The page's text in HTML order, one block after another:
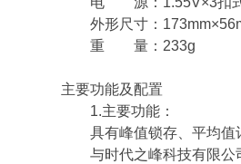
外形尺寸：
重 量：233g
主要功能及配置
1.主要功能：
具有峰值锁存、平均值
与时代之峰科技有限公